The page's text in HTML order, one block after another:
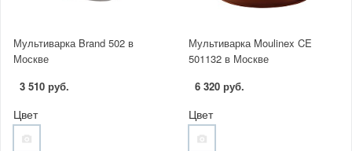
Мультиварка Brand 502 в
Москве
3 510 руб.
Цвет
Мультиварка Moulinex CE
501132 в Москве
6 320 руб.
Цвет